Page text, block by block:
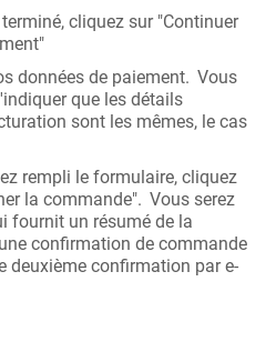
cliquez sur "Continuer
données de paiement. Vous
que les détails
sont les mêmes, le cas
rempli le formulaire, cliquez
la commande". Vous serez
fournit un résumé de la
confirmation de commande
deuxième confirmation par e-